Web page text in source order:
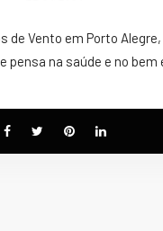
de Vento em Porto
pensa na saúde e no bem